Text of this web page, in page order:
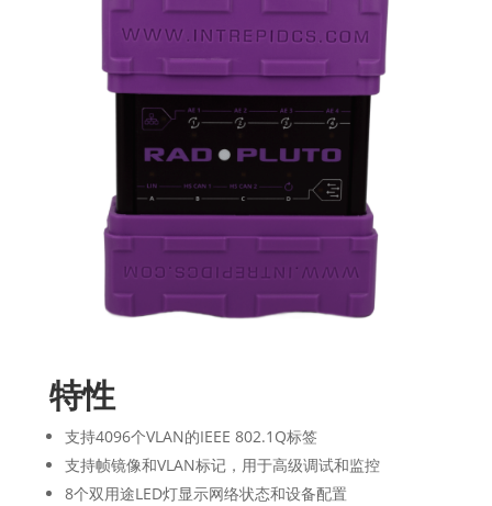
特性
支持4096个VLAN的IEEE 802.1Q标签
支持帧镜像和VLAN标记，用于高级调试和监控
8个双用途LED灯显示网络状态和设备配置